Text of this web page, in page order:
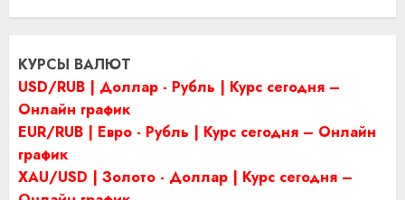
КУРСЫ ВАЛЮТ
USD/RUB | Доллар - Рубль | Курс сегодня –
Онлайн график
EUR/RUB | Евро - Рубль | Курс сегодня – Онлайн
график
XAU/USD | Золото - Доллар | Курс сегодня –